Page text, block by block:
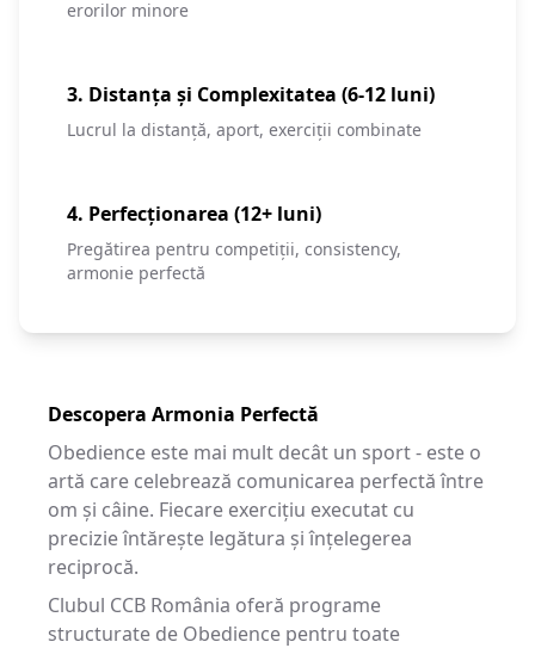
erorilor minore
3. Distanța și Complexitatea (6-12 luni)
Lucrul la distanță, aport, exerciții combinate
4. Perfecționarea (12+ luni)
Pregătirea pentru competiții, consistency,
armonie perfectă
Descopera Armonia Perfectă
Obedience este mai mult decât un sport - este o
artă care celebrează comunicarea perfectă între
om și câine. Fiecare exercițiu executat cu
precizie întărește legătura și înțelegerea
reciprocă.
Clubul CCB România oferă programe
structurate de Obedience pentru toate